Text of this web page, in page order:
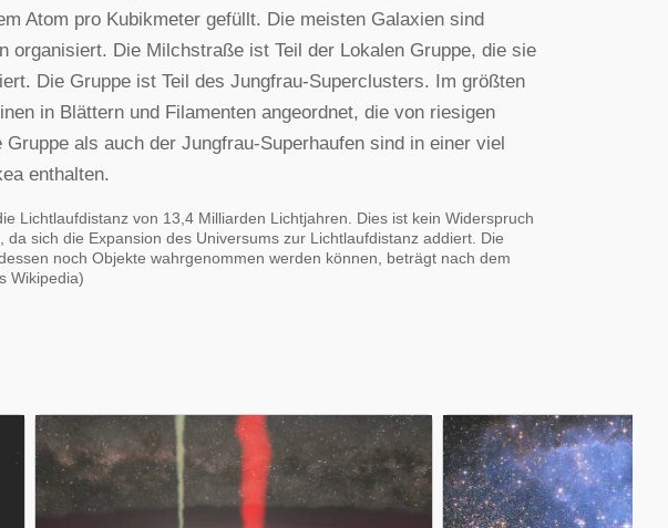
Atom pro Kubikmeter gefüllt. Die meisten Galaxien sind
organisiert. Die Milchstraße ist Teil der Lokalen Gruppe, die sie
Die Gruppe ist Teil des Jungfrau-Superclusters. Im größten
in Blättern und Filamenten angeordnet, die von riesigen
als auch der Jungfrau-Superhaufen sind in einer viel
enthalten.
Lichtlaufdistanz von 13,4 Milliarden Lichtjahren. Dies ist kein Widerspruch
sich die Expansion des Universums zur Lichtlaufdistanz addiert. Die
noch Objekte wahrgenommen werden können, beträgt nach dem
Wikipedia)